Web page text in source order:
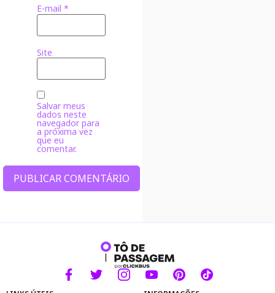
E-mail *
Site
Salvar meus
dados neste
navegador para
a próxima vez
que eu
comentar.